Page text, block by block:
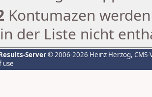
Kontumazen
der Liste nicht
Server© 2006-2026 Heinz Herzog,
use